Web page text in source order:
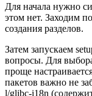
Для начала нужно
этом нет. Заходим
создания разделов.
Затем запускаем
вопросы. Для
проще
пакетов важно не
l/glibc-i18n